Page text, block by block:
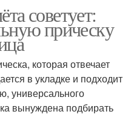
советует:
прическу
которая отвечает
в укладке и подходит
универсального
вынуждена подбирать